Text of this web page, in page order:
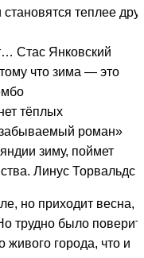
теплее друг
Стас Янковский
что зима — это
тёплых
роман»
зиму, поймет
Линус Торвальдс
но приходит весна, и
трудно было
живого города, что и